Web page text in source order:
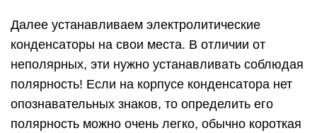
Далее устанавливаем электролитические
конденсаторы на свои места. В отличии от
неполярных, эти нужно устанавливать соблюдая
полярность! Если на корпусе конденсатора нет
опознавательных знаков, то определить его
полярность можно очень легко, обычно короткая